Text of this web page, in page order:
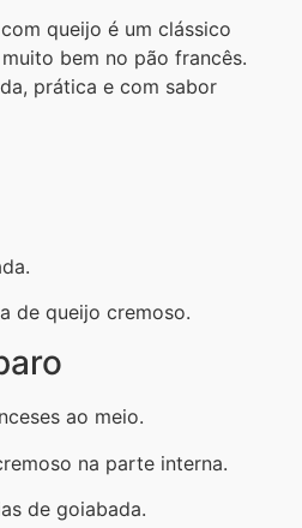
queijo é um clássico
bem no pão francês.
prática e com sabor
de queijo cremoso.
ao meio.
na parte interna.
de goiabada.